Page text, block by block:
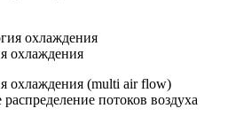
охлаждения
охлаждения (multi air flow)
потоков воздуха